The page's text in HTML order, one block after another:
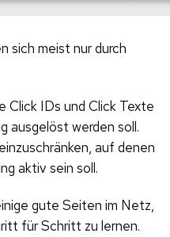
sich meist nur durch
Click IDs und Click Texte
ausgelöst werden soll.
auf denen
aktiv sein soll.
gute Seiten im Netz,
für Schritt zu lernen.